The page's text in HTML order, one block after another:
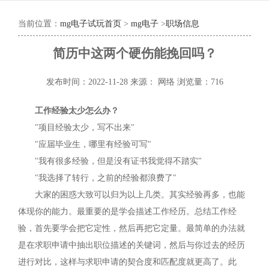
当前位置： mg电子试玩首页 > mg电子 >职场信息
简历中这两个硬伤能挽回吗？
发布时间：2022-11-28 来源： 网络 浏览量：716
工作经验太少怎么办？
"项目经验太少，写不出来"
"应届毕业生，哪里有经验可写"
"我有很多经验，但是没有证书我觉得不踏实"
"我选择了转行，之前的经验都浪费了"
大家的困惑大致可以归为以上几类。其实经验再多，也能
体现你的能力。最重要的是学会描述工作经历。总结工作经
验，首先要学会把它定性，然后再把它定量。最简单的办法就
是在求职申请中抽出职位描述的关键词，然后与你过去的经历
进行对比，这样与求职申请的契合度和匹配度就更高了。此